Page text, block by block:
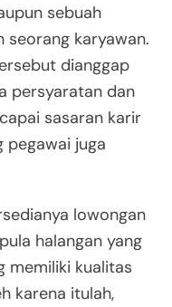
sebuah
seorang karyawan.
dianggap
persyaratan dan
sasaran karir
juga
lowongan
halangan yang
memiliki kualitas
karena itulah,